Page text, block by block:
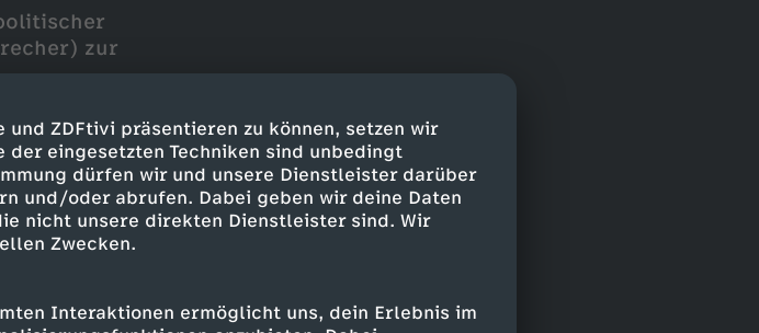
und ZDFtivi präsentieren zu können, setzen wir
eingesetzten Techniken sind unbedingt
dürfen wir und unsere Dienstleister darüber
und/oder abrufen. Dabei geben wir deine Daten
nicht unsere direkten Dienstleister sind. Wir
Zwecken.
Interaktionen ermöglicht uns, dein Erlebnis im
zur